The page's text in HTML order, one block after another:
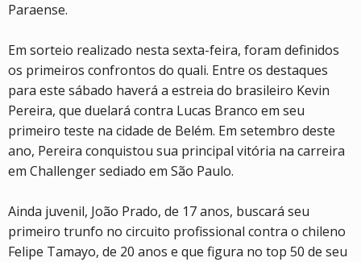
Paraense.
Em sorteio realizado nesta sexta-feira, foram definidos
os primeiros confrontos do quali. Entre os destaques
para este sábado haverá a estreia do brasileiro Kevin
Pereira, que duelará contra Lucas Branco em seu
primeiro teste na cidade de Belém. Em setembro deste
ano, Pereira conquistou sua principal vitória na carreira
em Challenger sediado em São Paulo.
Ainda juvenil, João Prado, de 17 anos, buscará seu
primeiro trunfo no circuito profissional contra o chileno
Felipe Tamayo, de 20 anos e que figura no top 50 de seu